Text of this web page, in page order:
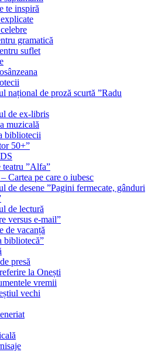
te inspiră
gramatică
suflet
național de proză scurtă ”Radu
de ex-libris
muzicală
bibliotecii
50+”
teatru ”Alfa”
Cartea pe care o iubesc
de desene ”Pagini fermecate, gânduri
de lectură
versus e-mail”
de vacanță
bibliotecă”
presă
la Onești
vremii
vechi